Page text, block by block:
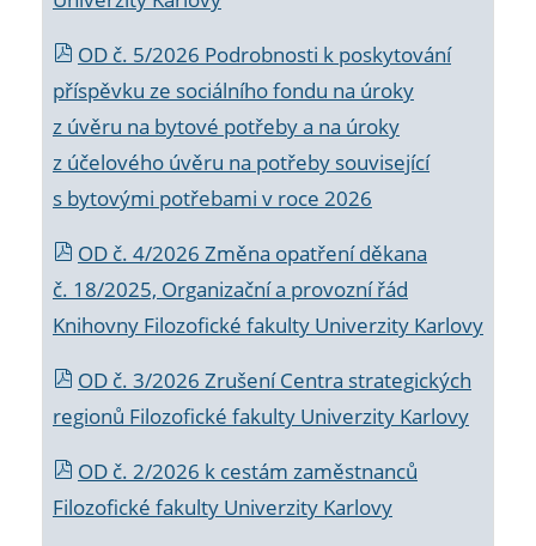
OD č. 5/2026 Podrobnosti k poskytování
příspěvku ze sociálního fondu na úroky
z úvěru na bytové potřeby a na úroky
z účelového úvěru na potřeby související
s bytovými potřebami v roce 2026
OD č. 4/2026 Změna opatření děkana
č. 18/2025, Organizační a provozní řád
Knihovny Filozofické fakulty Univerzity Karlovy
OD č. 3/2026 Zrušení Centra strategických
regionů Filozofické fakulty Univerzity Karlovy
OD č. 2/2026 k cestám zaměstnanců
Filozofické fakulty Univerzity Karlovy